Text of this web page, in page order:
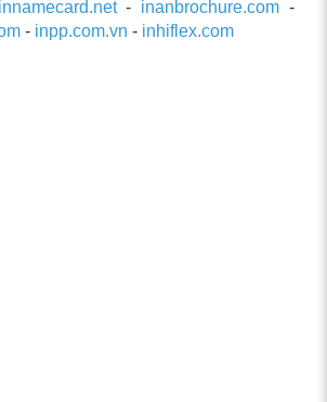
innamecard.net- inanbrochure.com -
- inpp.com.vn - inhiflex.com